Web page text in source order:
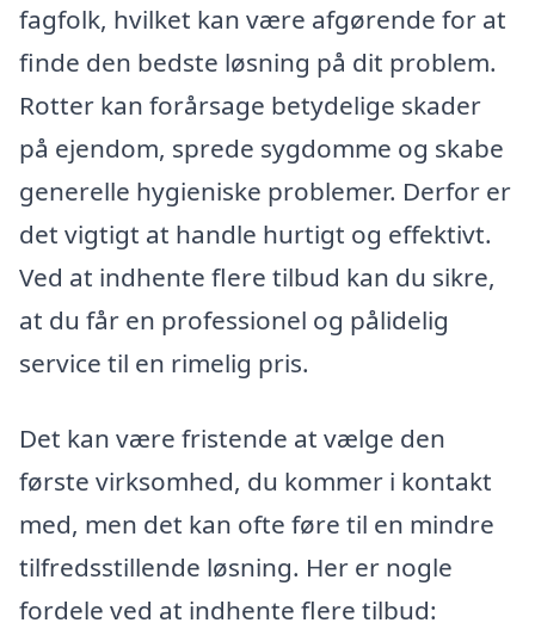
fagfolk, hvilket kan være afgørende for at
finde den bedste løsning på dit problem.
Rotter kan forårsage betydelige skader
på ejendom, sprede sygdomme og skabe
generelle hygieniske problemer. Derfor er
det vigtigt at handle hurtigt og effektivt.
Ved at indhente flere tilbud kan du sikre,
at du får en professionel og pålidelig
service til en rimelig pris.
Det kan være fristende at vælge den
første virksomhed, du kommer i kontakt
med, men det kan ofte føre til en mindre
tilfredsstillende løsning. Her er nogle
fordele ved at indhente flere tilbud: